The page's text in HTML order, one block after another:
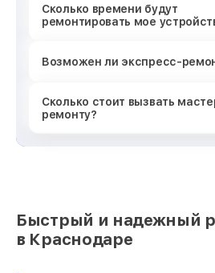
Сколько времени будут
ремонтировать мое
Возможен ли экспресс-
Сколько стоит вызвать
ремонту?
Быстрый и надежный
в Краснодаре